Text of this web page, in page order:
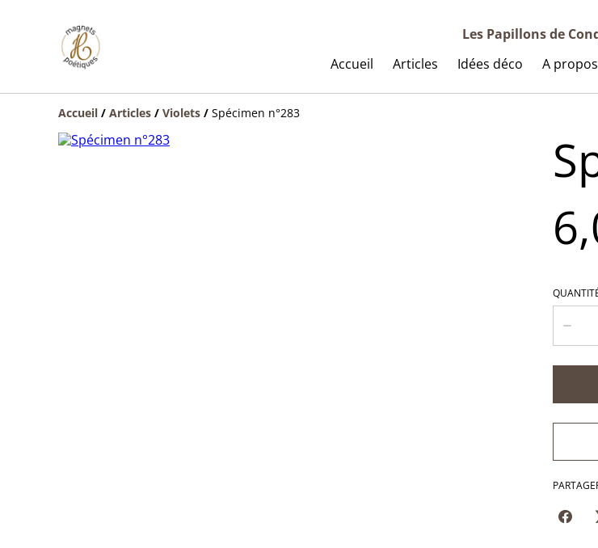
Les Papillons de
Accueil
Articles Idées déco A propos
Accueil / Articles / Violets / Spécimen n°283